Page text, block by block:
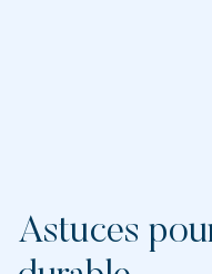
Astuces